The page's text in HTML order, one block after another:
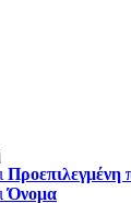
Προεπιλεγμένη
Όνομα